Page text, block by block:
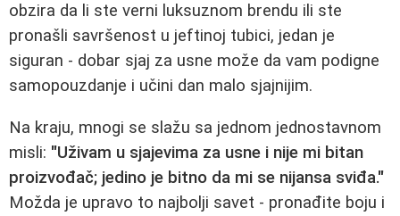
obzira da li ste verni luksuznom brendu ili ste
pronašli savršenost u jeftinoj tubici, jedan je
siguran - dobar sjaj za usne može da vam podigne
samopouzdanje i učini dan malo sjajnijim.
Na kraju, mnogi se slažu sa jednom jednostavnom
misli: "Uživam u sjajevima za usne i nije mi bitan
proizvođač; jedino je bitno da mi se nijansa sviđa."
Možda je upravo to najbolji savet - pronađite boju i